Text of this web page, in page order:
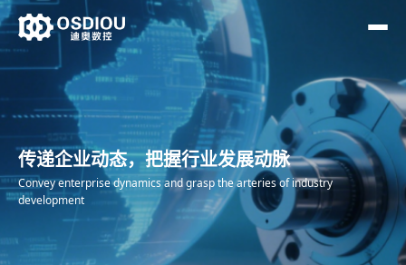
传递企业动态，把握行业发展动脉
Convey enterprise dynamics and grasp the arteries of industry
development